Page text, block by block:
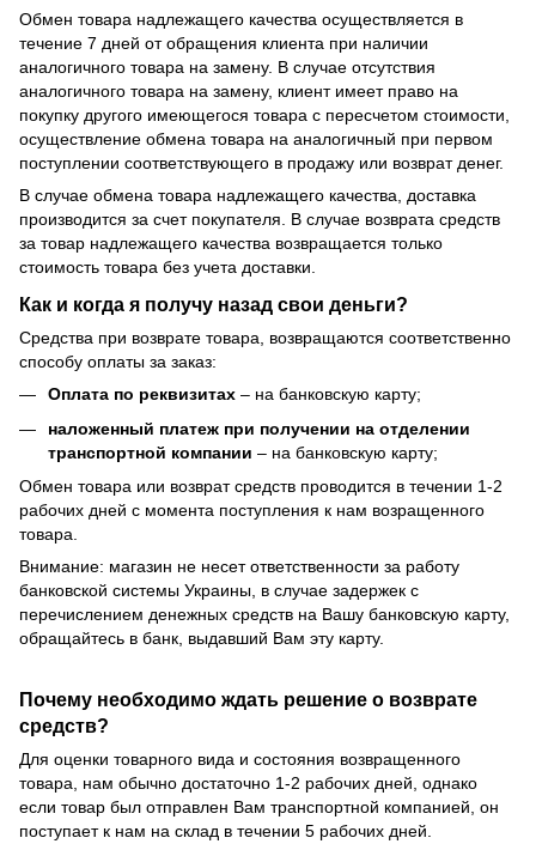
Обмен товара надлежащего качества осуществляется в
течение 7 дней от обращения клиента при наличии
аналогичного товара на замену. В случае отсутствия
аналогичного товара на замену, клиент имеет право на
покупку другого имеющегося товара с пересчетом стоимости,
осуществление обмена товара на аналогичный при первом
поступлении соответствующего в продажу или возврат денег.
В случае обмена товара надлежащего качества, доставка
производится за счет покупателя. В случае возврата средств
за товар надлежащего качества возвращается только
стоимость товара без учета доставки.
Как и когда я получу назад свои деньги?
Средства при возврате товара, возвращаются соответственно
способу оплаты за заказ:
Оплата по реквизитах – на банковскую карту;
наложенный платеж при получении на отделении
транспортной компании – на банковскую карту;
Обмен товара или возврат средств проводится в течении 1-2
рабочих дней с момента поступления к нам возращенного
товара.
Внимание: магазин не несет ответственности за работу
банковской системы Украины, в случае задержек с
перечислением денежных средств на Вашу банковскую карту,
обращайтесь в банк, выдавший Вам эту карту.
Почему необходимо ждать решение о возврате
средств?
Для оценки товарного вида и состояния возвращенного
товара, нам обычно достаточно 1-2 рабочих дней, однако
если товар был отправлен Вам транспортной компанией, он
поступает к нам на склад в течении 5 рабочих дней.